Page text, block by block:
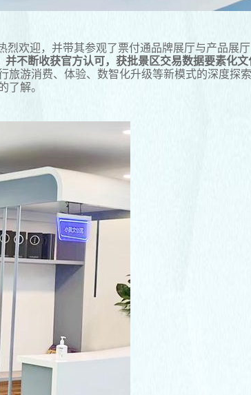
欢迎，并带其参观了票付通品牌展厅与产品展
并不断收获官方认可，获批景区交易数据要素化文
旅游消费、体验、数智化升级等新模式的深度探
了解。